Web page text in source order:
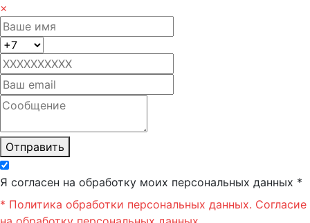
×
Отправить
Я согласен на обработку моих персональных данных *
* Политика обработки персональных данных. Согласие